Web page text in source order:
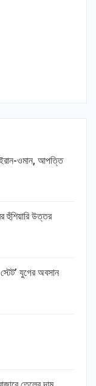
ওমান, আপত্তি
হুঁশিয়ারি উত্তর
যুগের অবসান